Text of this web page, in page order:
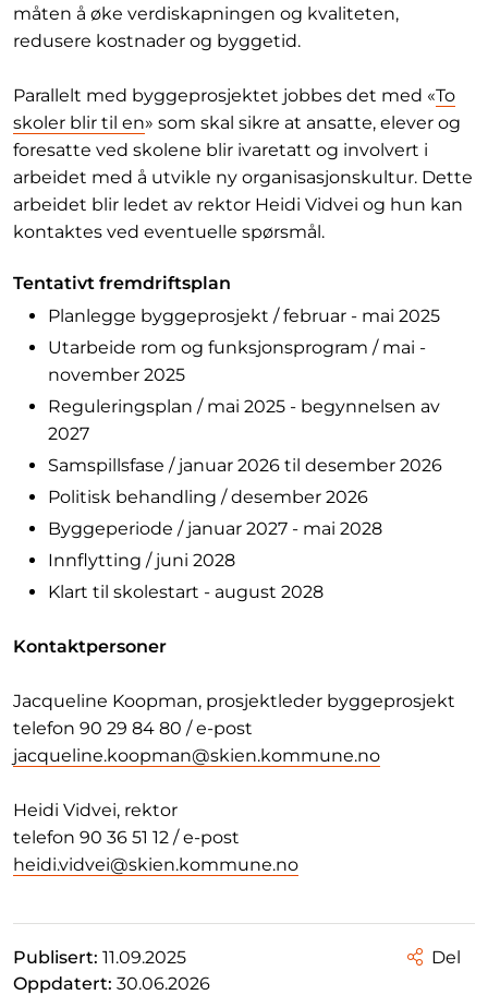
måten å øke verdiskapningen og kvaliteten,
redusere kostnader og byggetid.
Parallelt med byggeprosjektet jobbes det med «To
skoler blir til en» som skal sikre at ansatte, elever og
foresatte ved skolene blir ivaretatt og involvert i
arbeidet med å utvikle ny organisasjonskultur. Dette
arbeidet blir ledet av rektor Heidi Vidvei og hun kan
kontaktes ved eventuelle spørsmål.
Tentativt fremdriftsplan
Planlegge byggeprosjekt / februar - mai 2025
Utarbeide rom og funksjonsprogram / mai -
november 2025
Reguleringsplan / mai 2025 - begynnelsen av
2027
Samspillsfase / januar 2026 til desember 2026
Politisk behandling / desember 2026
Byggeperiode / januar 2027 - mai 2028
Innflytting / juni 2028
Klart til skolestart - august 2028
Kontaktpersoner
Jacqueline Koopman, prosjektleder byggeprosjekt
telefon 90 29 84 80 / e-post
jacqueline.koopman@skien.kommune.no
Heidi Vidvei, rektor
telefon 90 36 51 12 / e-post
heidi.vidvei@skien.kommune.no
Publisert: 11.09.2025
Oppdatert: 30.06.2026
Del